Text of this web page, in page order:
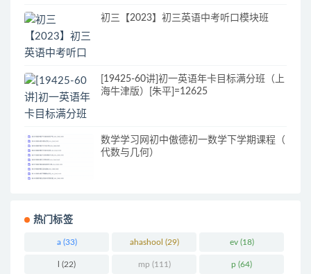
初三【2023】初三英语中考听口模块班
[19425-60讲]初一英语年卡目标满分班（上
海牛津版）[朱平]=12625
数学学习网初中傲德初一数学下学期课程（
代数与几何）
热门标签
a(33) ahashool (29) ev(18)
(22) mp (111) p (64)